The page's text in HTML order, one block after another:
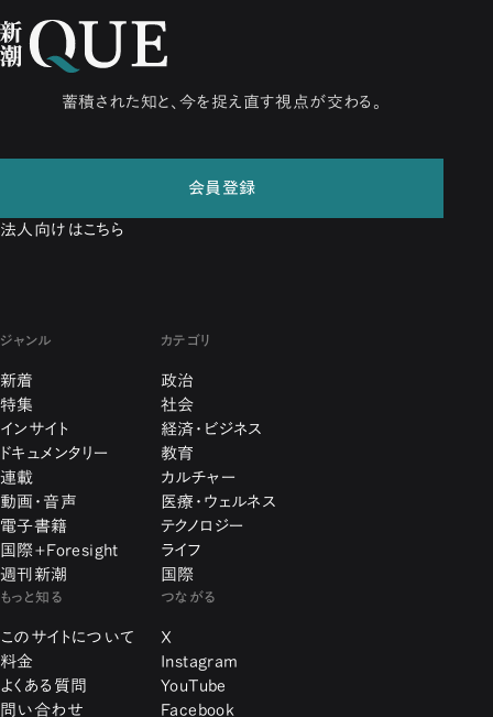
蓄積された知と、今を捉え直す視点が交わる。
会員登録
法人向けはこちら
ジャンル
新着
特集
インサイト
ドキュメンタリー
連載
動画・音声
電子書籍
国際+Foresight
週刊新潮
カテゴリ
政治
社会
経済・ビジネス
教育
カルチャー
医療・ウェルネス
テクノロジー
ライフ
国際
もっと知る
このサイトについて
料金
よくある質問
問い合わせ
つながる
X
Instagram
YouTube
Facebook